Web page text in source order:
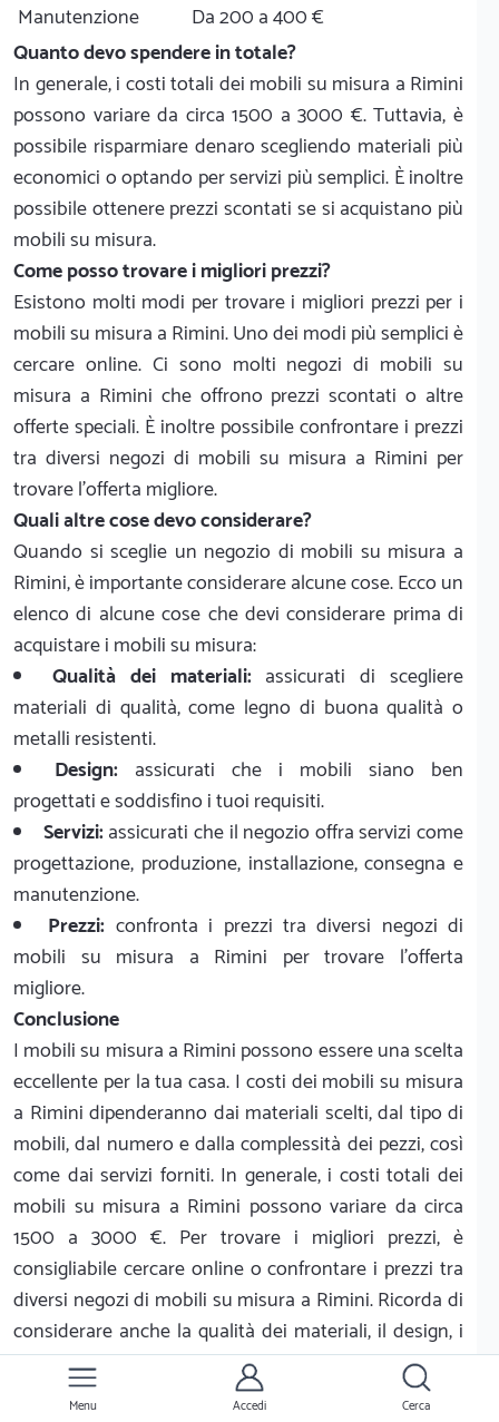
Manutenzione
Da 200 a 400 €
Quanto devo spendere in totale?
In generale, i costi totali dei mobili su misura a Rimini
possono variare da circa 1500 a 3000 €. Tuttavia, è
possibile risparmiare denaro scegliendo materiali più
economici o optando per servizi più semplici. È inoltre
possibile ottenere prezzi scontati se si acquistano più
mobili su misura.
Come posso trovare i migliori prezzi?
Esistono molti modi per trovare i migliori prezzi per i
mobili su misura a Rimini. Uno dei modi più semplici è
cercare online. Ci sono molti negozi di mobili su
misura a Rimini che offrono prezzi scontati o altre
offerte speciali. È inoltre possibile confrontare i prezzi
tra diversi negozi di mobili su misura a Rimini per
trovare l'offerta migliore.
Quali altre cose devo considerare?
Quando si sceglie un negozio di mobili su misura a
Rimini, è importante considerare alcune cose. Ecco un
elenco di alcune cose che devi considerare prima di
acquistare i mobili su misura:
Qualità dei materiali:assicurati di scegliere
materiali di qualità, come legno di buona qualità o
metalli resistenti.
Design: assicurati che i mobili siano ben
progettati e soddisfino i tuoi requisiti.
Servizi:assicurati che il negozio offra servizi come
progettazione, produzione, installazione, consegna e
manutenzione.
Prezzi: confronta i prezzi tra diversi negozi di
mobili su misura a Rimini per trovare l'offerta
migliore.
Conclusione
I mobili su misura a Rimini possono essere una scelta
eccellente per la tua casa. I costi dei mobili su misura
a Rimini dipenderanno dai materiali scelti, dal tipo di
mobili, dal numero e dalla complessità dei pezzi, così
come dai servizi forniti. In generale, i costi totali dei
mobili su misura a Rimini possono variare da circa
1500 a 3000 €. Per trovare i migliori prezzi, è
consigliabile cercare online o confrontare i prezzi tra
diversi negozi di mobili su misura a Rimini. Ricorda di
considerare anche la qualità dei materiali, il design, i
servizi e i prezzi prima di acquistare i mobili su misura.
Menu Accedi Cerca